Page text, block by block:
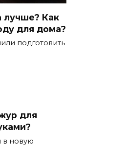
лучше? Как
для дома?
подготовить
для
в новую